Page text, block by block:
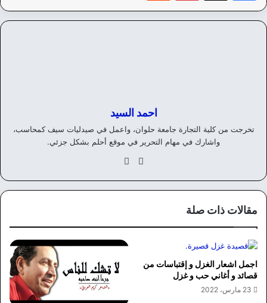
احمد السيد
تخرجت من كلية التجارة جامعة حلوان، واعمل في صيدليات سيف كمحاسب،
واشارك في مهام التحرير في موقع أحلم بشكل جزئي.
موق
الويوك
مقالات ذات صلة
اجمل اشعار الغزل و إقتباسات من
قصائد و أغاني حب و غزل
23 مارس، 2022